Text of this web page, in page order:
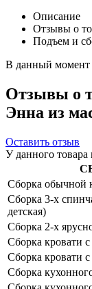
Описание
Отзывы о
Подъем и
В данный момент
Отзывы о
Энна из
Оставить отзыв
У данного товара
Сборка обычной
Сборка 3-х
детская)
Сборка 2-х
Сборка кровати
Сборка
Сборка